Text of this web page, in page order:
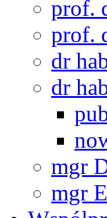
prof.
prof.
dr
dr
mgr
mgr